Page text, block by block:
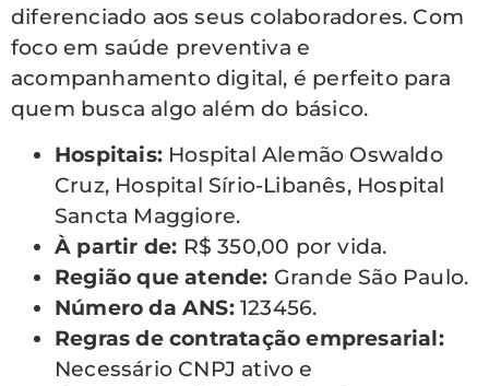
diferenciado aos seus colaboradores. Com
foco em saúde preventiva e
acompanhamento digital, é perfeito para
quem busca algo além do básico.
Hospitais: Hospital Alemão Oswaldo
Cruz, Hospital Sírio-Libanês, Hospital
Sancta Maggiore.
À partir de: R$ 350,00 por vida.
Região que atende: Grande São Paulo.
Número da ANS:123456.
Regras de contratação empresarial:
Necessário CNPJ ativo e